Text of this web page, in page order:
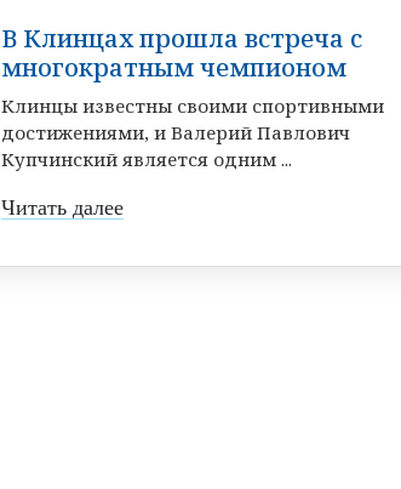
В Клинцах прошла встреча с
многократным чемпионом
Клинцы известны своими спортивными
достижениями, и Валерий Павлович
Купчинский является одним ...
Читать далее